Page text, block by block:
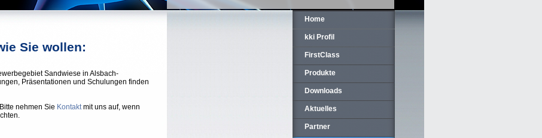
Sie wollen:
Sandwiese in Alsbach-
Präsentationen und Schulungen finden
nehmen Sie Kontaktmit uns auf, wenn
Home
kki Profil
FirstClass
Produkte
Downloads
Aktuelles
Partner